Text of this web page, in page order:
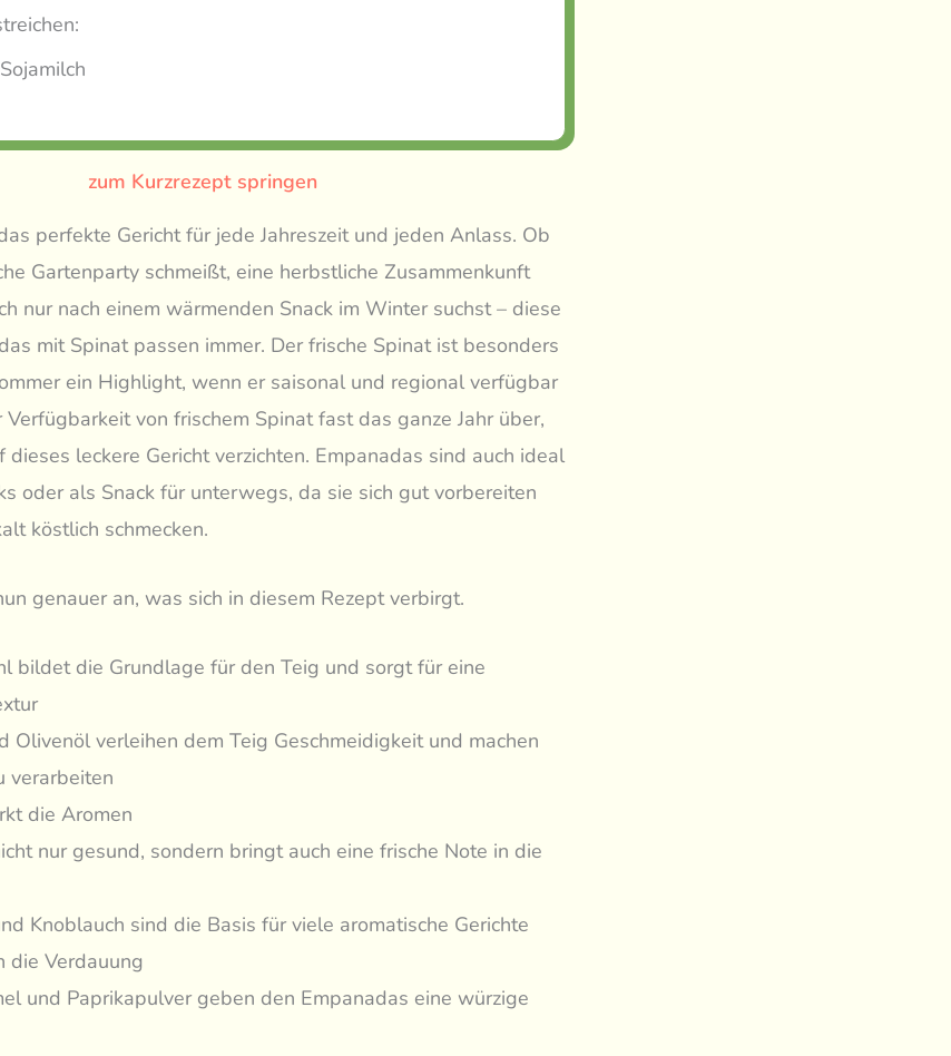
zum Kurzrezept springen
perfekte Gericht für jede Jahreszeit und jeden Anlass. Ob
Gartenparty schmeißt, eine herbstliche Zusammenkunft
nur nach einem wärmenden Snack im Winter suchst – diese
mit Spinat passen immer. Der frische Spinat ist besonders
ein Highlight, wenn er saisonal und regional verfügbar
Verfügbarkeit von frischem Spinat fast das ganze Jahr über,
dieses leckere Gericht verzichten. Empanadas sind auch ideal
oder als Snack für unterwegs, da sie sich gut vorbereiten
köstlich schmecken.
genauer an, was sich in diesem Rezept verbirgt.
bildet die Grundlage für den Teig und sorgt für eine
Olivenöl verleihen dem Teig Geschmeidigkeit und machen
verarbeiten
die Aromen
nur gesund, sondern bringt auch eine frische Note in die
Knoblauch sind die Basis für viele aromatische Gerichte
die Verdauung
und Paprikapulver geben den Empanadas eine würzige